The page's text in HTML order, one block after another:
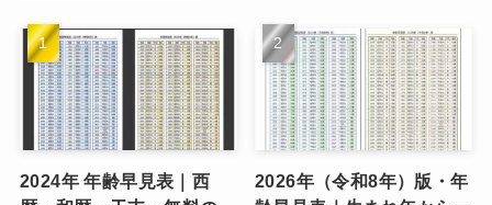
2024年 年齢早見表｜西
2026年（令和8年）版・年